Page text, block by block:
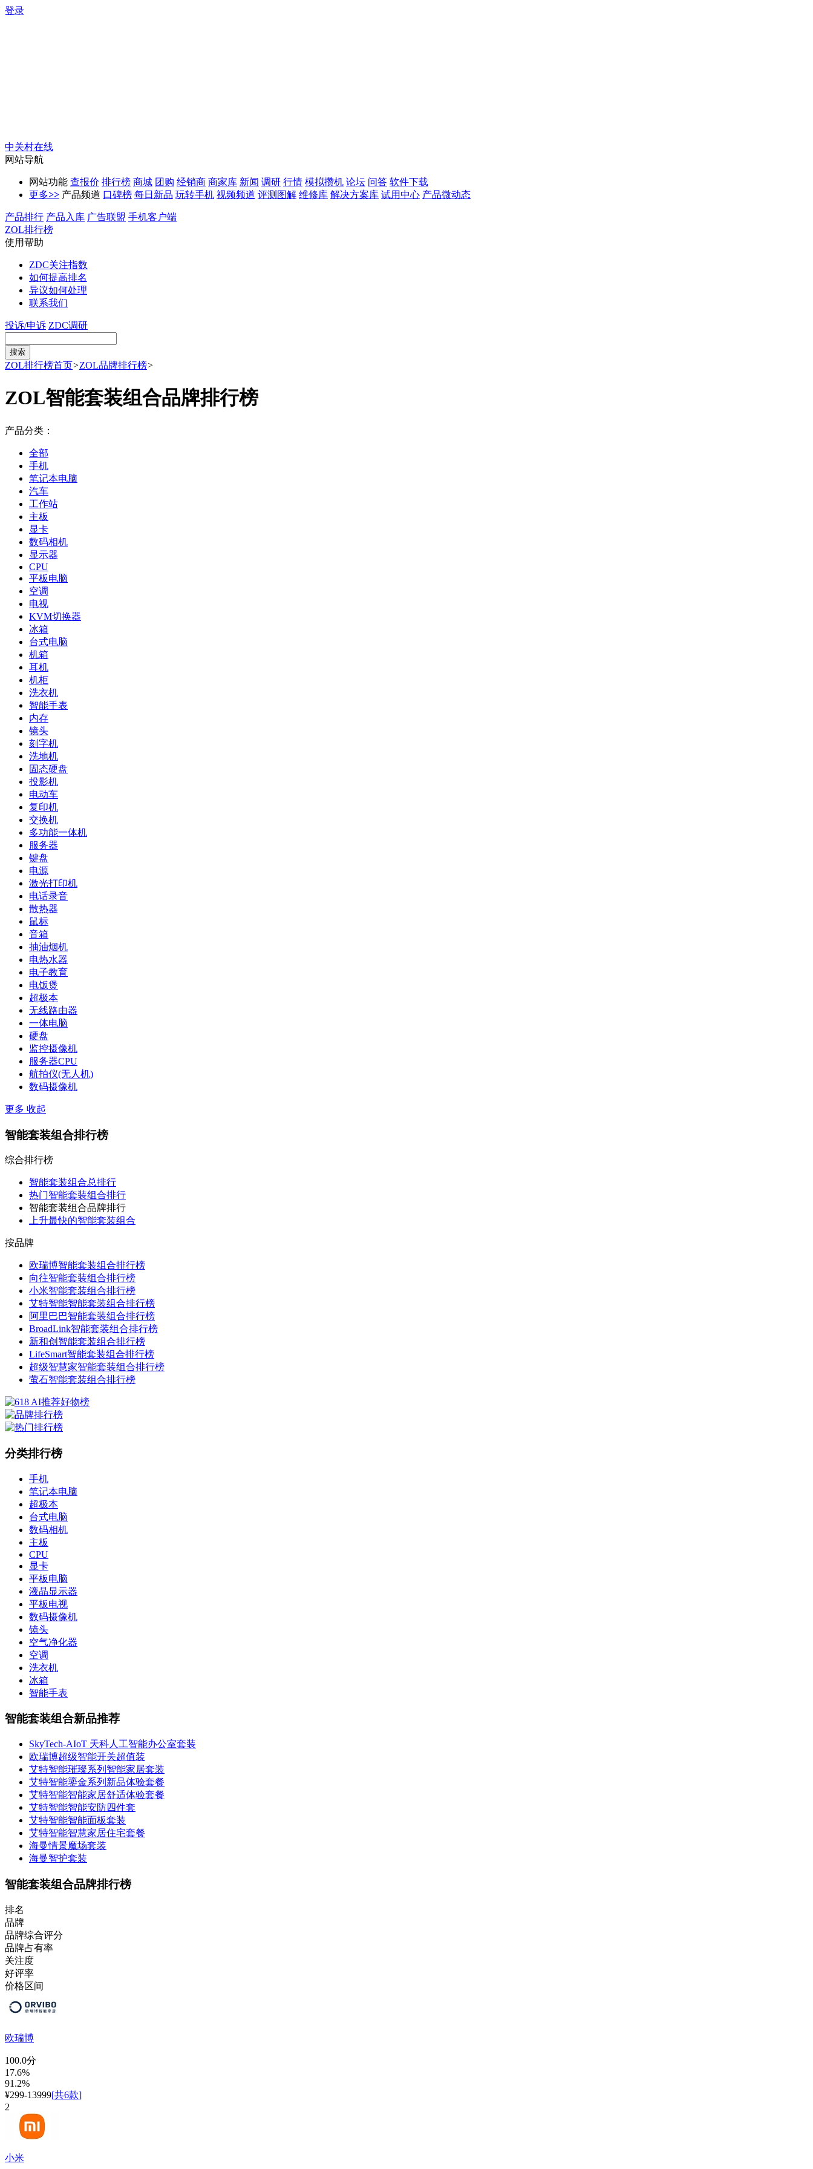
登录
中关村在线
网站导航
网站功能 查报价 排行榜 商城 团购 经销商 商家库 新闻 调研 行情 模拟攒机 论坛 问答 软件下载
更多>> 产品频道 口碑榜 每日新品 玩转手机 视频频道 评测图解 维修库 解决方案库 试用中心 产品微动态
产品排行 产品入库 广告联盟 手机客户端
ZOL排行榜
使用帮助
ZDC关注指数
如何提高排名
异议如何处理
联系我们
投诉/申诉 ZDC调研
ZOL排行榜首页>ZOL品牌排行榜>
ZOL智能套装组合品牌排行榜
产品分类：
全部
手机
笔记本电脑
汽车
工作站
主板
显卡
数码相机
显示器
CPU
平板电脑
空调
电视
KVM切换器
冰箱
台式电脑
机箱
耳机
机柜
洗衣机
智能手表
内存
镜头
刻字机
洗地机
固态硬盘
投影机
电动车
复印机
交换机
多功能一体机
服务器
键盘
电源
激光打印机
电话录音
散热器
鼠标
音箱
抽油烟机
电热水器
电子教育
电饭煲
超极本
无线路由器
一体电脑
硬盘
监控摄像机
服务器CPU
航拍仪(无人机)
数码摄像机
更多 收起
智能套装组合排行榜
综合排行榜
智能套装组合总排行
热门智能套装组合排行
智能套装组合品牌排行
上升最快的智能套装组合
按品牌
欧瑞博智能套装组合排行榜
向往智能套装组合排行榜
小米智能套装组合排行榜
艾特智能智能套装组合排行榜
阿里巴巴智能套装组合排行榜
BroadLink智能套装组合排行榜
新和创智能套装组合排行榜
LifeSmart智能套装组合排行榜
超级智慧家智能套装组合排行榜
萤石智能套装组合排行榜
分类排行榜
手机
笔记本电脑
超极本
台式电脑
数码相机
主板
CPU
显卡
平板电脑
液晶显示器
平板电视
数码摄像机
镜头
空气净化器
空调
洗衣机
冰箱
智能手表
智能套装组合新品推荐
SkyTech-AIoT 天科人工智能办公室套装
欧瑞博超级智能开关超值装
艾特智能璀璨系列智能家居套装
艾特智能鎏金系列新品体验套餐
艾特智能智能家居舒适体验套餐
艾特智能智能安防四件套
艾特智能智能面板套装
艾特智能智慧家居住宅套餐
海曼情景魔场套装
海曼智护套装
智能套装组合品牌排行榜
排名
品牌
品牌综合评分
品牌占有率
关注度
好评率
价格区间
欧瑞博
100.0分
17.6%
91.2%
¥299-13999[共6款]
2
小米